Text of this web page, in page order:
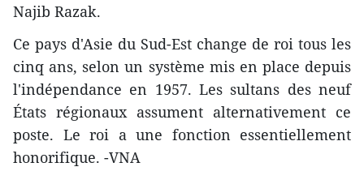
Najib Razak.
Ce pays d'Asie du Sud-Est change de roi tous les
cinq ans, selon un système mis en place depuis
l'indépendance en 1957. Les sultans des neuf
États régionaux assument alternativement ce
poste. Le roi a une fonction essentiellement
honorifique. -VNA